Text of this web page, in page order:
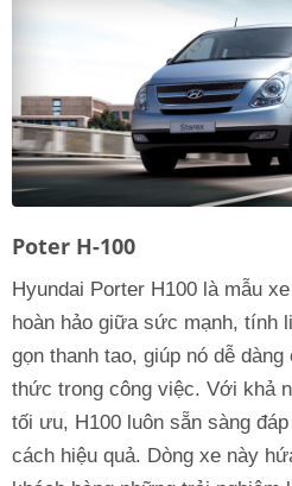
Poter H-100
Hyundai Porter H100 là mẫu
hoàn hảo giữa sức mạnh, tính
gọn thanh tao, giúp nó dễ
thức trong công việc. Với khả
tối ưu, H100 luôn sẵn sàng
cách hiệu quả. Dòng xe này